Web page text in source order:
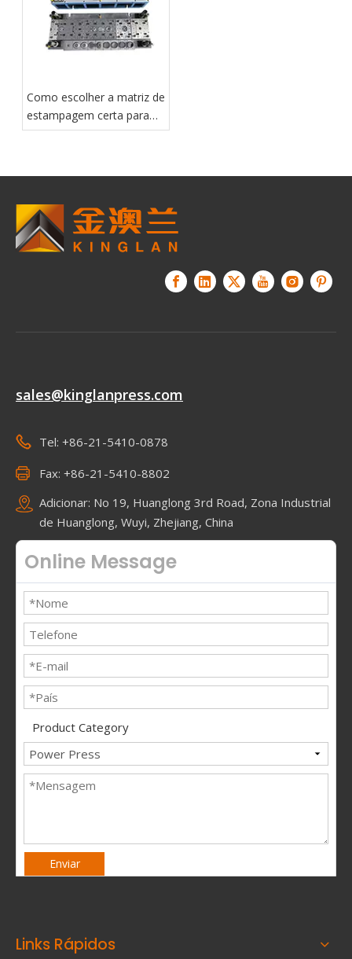
Como escolher a matriz de
estampagem certa para
suas peças de metal
sales@kinglanpress.com
Tel: +86-21-5410-0878
Fax: +86-21-5410-8802
Adicionar: No 19, Huanglong 3rd Road, Zona Industrial
de Huanglong, Wuyi, Zhejiang, China
Online Message
Product Category
Enviar
Links Rápidos